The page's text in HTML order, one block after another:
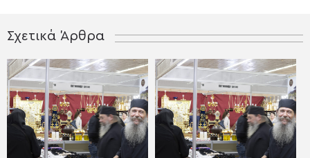
Σχετικά Άρθρα